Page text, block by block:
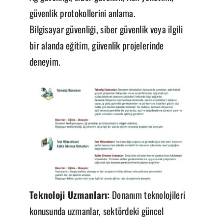
güvenlik protokollerini anlama.
Bilgisayar güvenliği, siber güvenlik veya ilgili
bir alanda eğitim, güvenlik projelerinde
deneyim.
Teknoloji Uzmanları: Donanım teknolojileri
konusunda uzmanlar, sektördeki güncel